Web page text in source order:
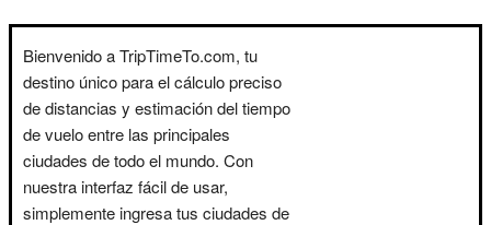
Bienvenido a TripTimeTo.com, tu
destino único para el cálculo preciso
de distancias y estimación del tiempo
de vuelo entre las principales
ciudades de todo el mundo. Con
nuestra interfaz fácil de usar,
simplemente ingresa tus ciudades de